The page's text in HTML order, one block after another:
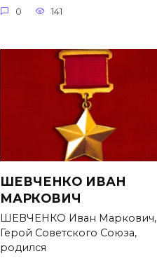
0 141
ШЕВЧЕНКО ИВАН
МАРКОВИЧ
ШЕВЧЕНКО Иван Маркович,
Герой Советского Союза,
родился